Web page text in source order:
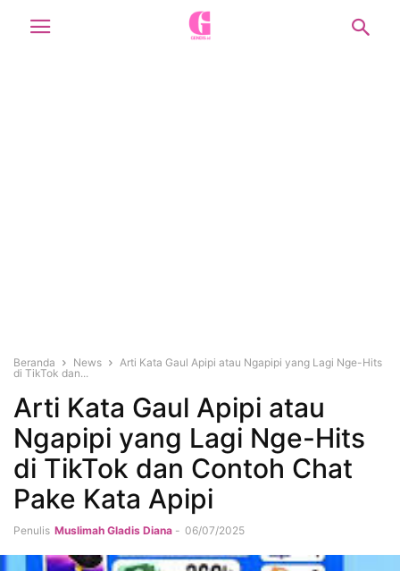
Beranda News
Arti Kata Gaul Apipi atau Ngapipi yang Lagi Nge-Hits
di TikTok dan...
Arti Kata Gaul Apipi atau
Ngapipi yang Lagi Nge-Hits
di TikTok dan Contoh Chat
Pake Kata Apipi
Penulis Muslimah Gladis Diana - 06/07/2025